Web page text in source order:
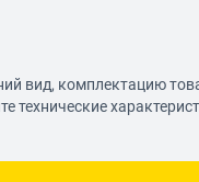
вид, комплектацию
технические